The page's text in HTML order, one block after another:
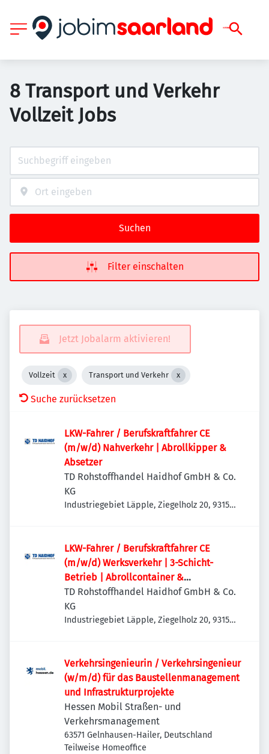
8 Transport und Verkehr
Vollzeit Jobs
Suchen
Filter einschalten
Jetzt Jobalarm aktivieren!
Vollzeit Transport und Verkehr
Suche zurücksetzen
LKW-Fahrer / Berufskraftfahrer CE
(m/w/d) Nahverkehr | Abrollkipper &
Absetzer
TD Rohstoffhandel Haidhof GmbH & Co.
KG
Industriegebiet Läpple, Ziegelholz 20, 93158
LKW-Fahrer / Berufskraftfahrer CE
(m/w/d) Werksverkehr | 3-Schicht-
Betrieb | Abrollcontainer &
Absetzmulden
TD Rohstoffhandel Haidhof GmbH & Co.
KG
Industriegebiet Läpple, Ziegelholz 20, 93158
Verkehrsingenieurin / Verkehrsingenieur
(w/m/d) für das Baustellenmanagement
und Infrastrukturprojekte
Hessen Mobil Straßen- und
Verkehrsmanagement
63571 Gelnhausen-Hailer, Deutschland
Teilweise Homeoffice